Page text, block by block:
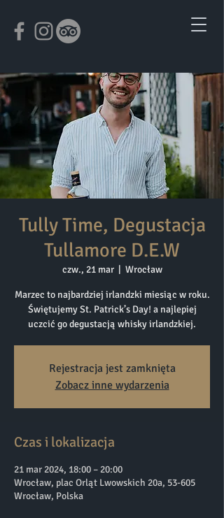
Tully Time, Degustacja
Tullamore D.E.W
czw., 21 mar
  |
Wrocław
Marzec to najbardziej irlandzki miesiąc w roku.
Świętujemy St. Patrick’s Day! a najlepiej
uczcić go degustacją whisky irlandzkiej.
Rejestracja jest zamknięta
Zobacz inne wydarzenia
Czas i lokalizacja
21 mar 2024, 18:00 – 20:00
Wrocław, plac Orląt Lwowskich 20a, 53-605
Wrocław, Polska